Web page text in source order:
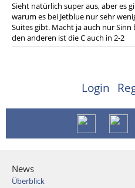
Sieht natürlich super aus, aber es
warum es bei Jetblue nur sehr
Suites gibt. Macht ja auch nur
den anderen ist die C auch in 2-2
Login
News
Überblick